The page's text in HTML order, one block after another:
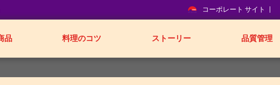
コーポレート サイト
品 料理のコツ ストーリー 品質管理